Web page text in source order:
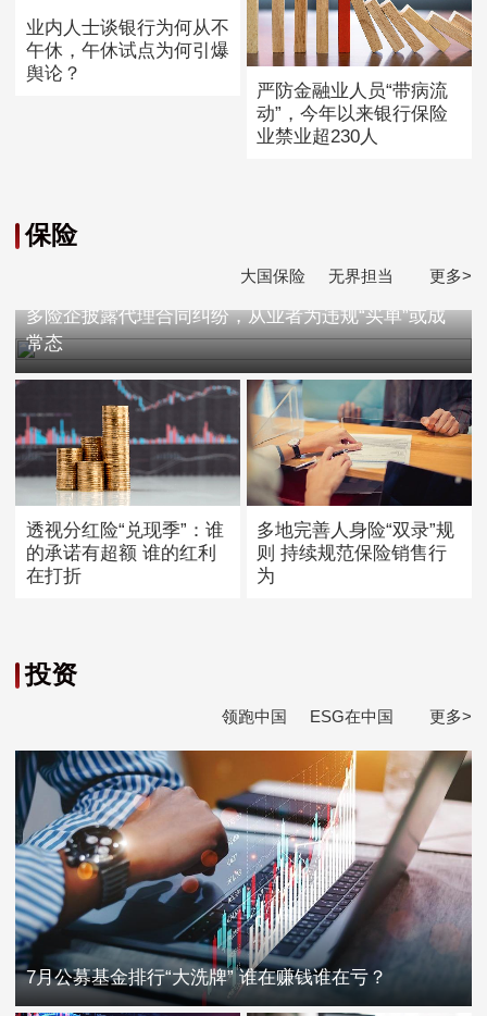
业内人士谈银行为何从不
午休，午休试点为何引爆
舆论？
严防金融业人员“带病流
动”，今年以来银行保险
业禁业超230人
保险
更多>
大国保险 无界担当
多险企披露代理合同纠纷，从业者为违规“买单”或成
常态
透视分红险“兑现季”：谁
的承诺有超额 谁的红利
在打折
多地完善人身险“双录”规
则 持续规范保险销售行
为
投资
更多>
领跑中国 ESG在中国
7月公募基金排行“大洗牌” 谁在赚钱谁在亏？